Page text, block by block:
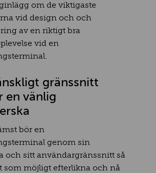
om de viktigaste
vid design och och
av en riktigt bra
vid en
gränssnitt
en vänlig
bör en
genom sin
och sitt användargränssnitt så
som möjligt efterlikna och nå